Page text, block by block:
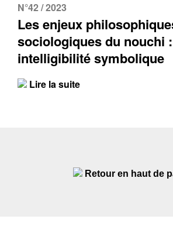
N°42 / 2023
Les enjeux
sociologiques du nouchi
intelligibilité symbolique
Lire la suite
Retour en haut de